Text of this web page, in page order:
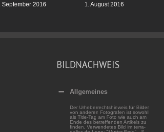
September 2016 1. August 2016
BILDNACHWEIS
Allgemeines
Der Urheberrechtshinweis für Bilder
von anderen Fotografen ist sowohl
als Title-Tag am Foto wie auch am
Ende des betreffenden Artikels zu
finden. Verwendetes Bild im terra-